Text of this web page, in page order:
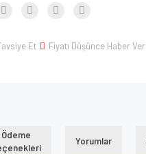
Et Fiyatı Düşünce Haber Ver
Ödeme
Yorumlar